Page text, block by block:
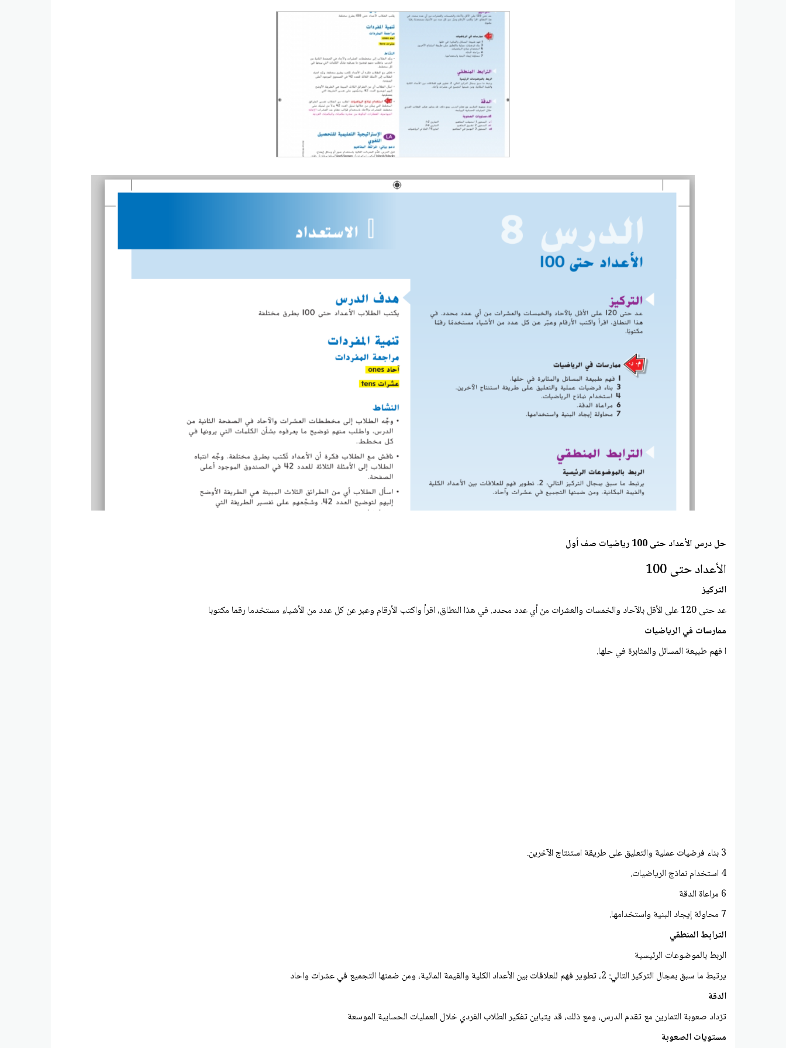
حل درس الأعداد حتى 100 رياضيات صف أول
الأعداد حتى 100
التركيز
عد حتى 120 على الأقل بالآحاد والخمسات والعشرات من أي عدد محدد. في هذا النطاق، اقرأ واكتب الأرقام وعبر عن كل عدد من الأشياء مستخدما رقما مکتوبا
ممارسات في الرياضيات
ا فهم طبيعة المسائل والمثابرة في حلها.
3 بناء فرضیات عملية والتعليق على طريقة استنتاج الآخرين.
4 استخدام نماذج الرياضيات.
6 مراعاة الدقة
7 محاولة إيجاد البنية واستخدامها.
الترابط المنطقي
الربط بالموضوعات الرئيسية
يرتبط ما سبق بمجال التركيز التالي: 2، تطوير فهم للعلاقات بين الأعداد الكلية والقيمة المائية، ومن ضمنها التجميع في عشرات واحاد
الدقة
تزداد صعوبة التمارين مع تقدم الدرس، ومع ذلك، قد يتباين تفكير الطلاب الفردي خلال العمليات الحسابية الموسعة
مستويات الصعوبة